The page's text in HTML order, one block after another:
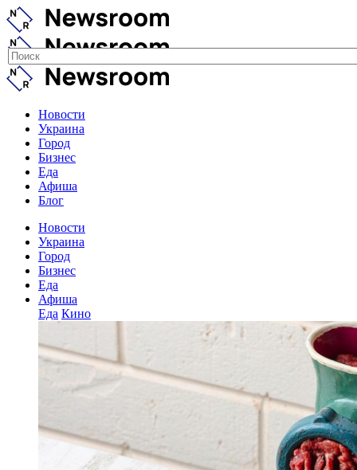
Новости
Украина
Город
Бизнес
Еда
Афиша
Блог
Новости
Украина
Город
Бизнес
Еда
Афиша
Еда Кино